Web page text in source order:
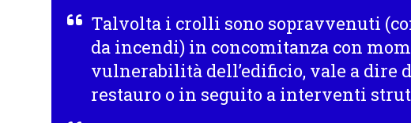
Talvolta i crolli sono sopravvenuti
da incendi) in concomitanza con
vulnerabilità dell’edificio, vale a dire
restauro o in seguito a interventi